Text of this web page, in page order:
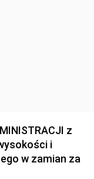
z
i
w zamian za